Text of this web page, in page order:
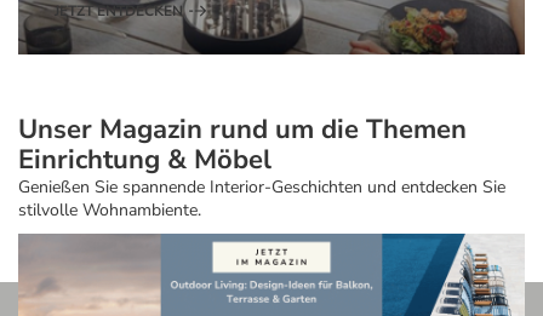
JETZT ENTDECKEN
Unser Magazin rund um die Themen
Einrichtung & Möbel
Genießen Sie spannende Interior-Geschichten und entdecken Sie
stilvolle Wohnambiente.